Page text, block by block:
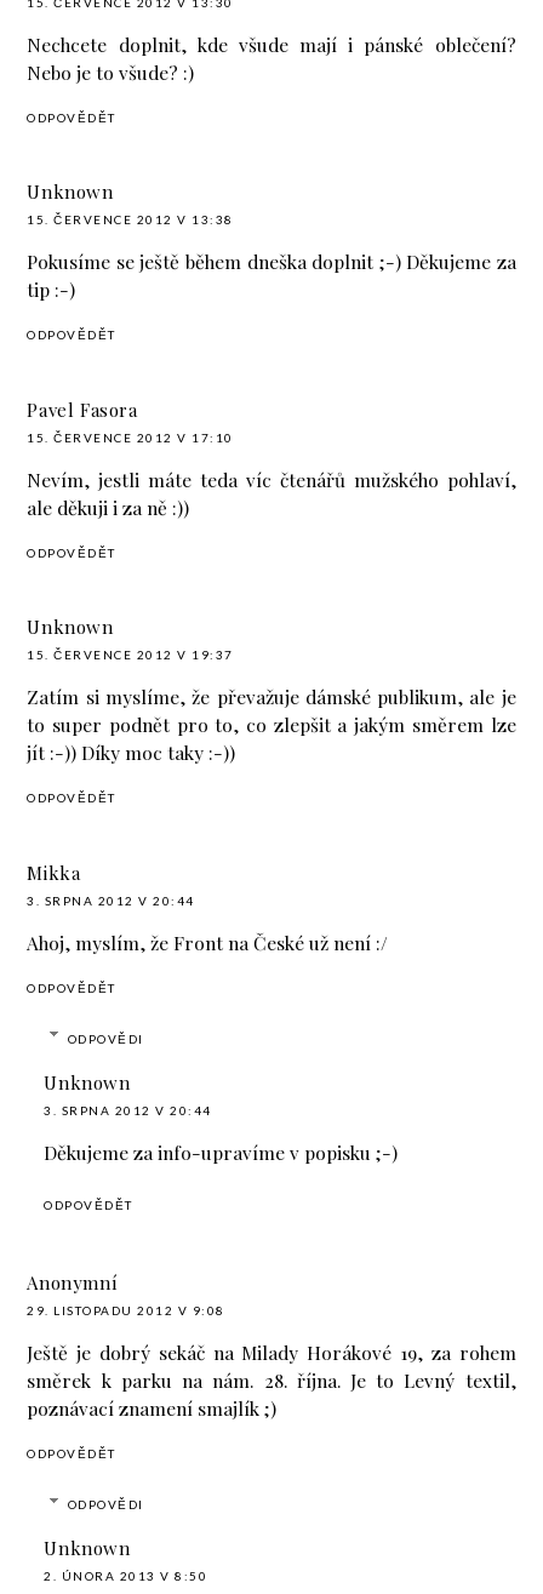
Nechcete doplnit, kde všude mají i pánské oblečení?
Nebo je to všude? :)
ODPOVĚDĚT
Unknown
15. ČERVENCE 2012 V 13:38
Pokusíme se ještě během dneška doplnit ;-) Děkujeme za
tip :-)
ODPOVĚDĚT
Pavel Fasora
15. ČERVENCE 2012 V 17:10
Nevím, jestli máte teda víc čtenářů mužského pohlaví,
ale děkuji i za ně :))
ODPOVĚDĚT
Unknown
15. ČERVENCE 2012 V 19:37
Zatím si myslíme, že převažuje dámské publikum, ale je
to super podnět pro to, co zlepšit a jakým směrem lze
jít :-)) Díky moc taky :-))
ODPOVĚDĚT
Mikka
3. SRPNA 2012 V 20:44
Ahoj, myslím, že Front na České už není :/
ODPOVĚDĚT
ODPOVĚDI
Unknown
3. SRPNA 2012 V 20:44
Děkujeme za info-upravíme v popisku ;-)
ODPOVĚDĚT
Anonymní
29. LISTOPADU 2012 V 9:08
Ještě je dobrý sekáč na Milady Horákové 19, za rohem
směrek k parku na nám. 28. října. Je to Levný textil,
poznávací znamení smajlík ;)
ODPOVĚDĚT
ODPOVĚDI
Unknown
2. ÚNORA 2013 V 8:50